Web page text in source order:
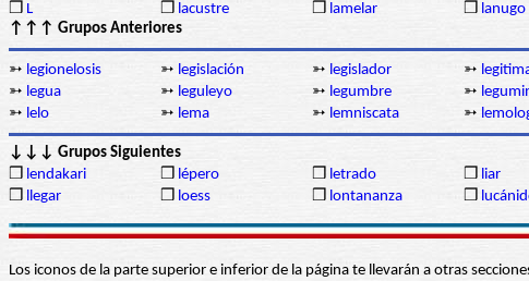
❒ L ❒ lacustre ❒ lamelar ❒ lanugo
↑↑↑ Grupos Anteriores
➳ legionelosis ➳ legislación ➳ legislador ➳
➳ legua ➳ leguleyo ➳ legumbre ➳
➳ lelo ➳ lema ➳ lemniscata ➳
↓↓↓ Grupos Siguientes
❒ lendakari ❒ lépero ❒ letrado ❒ liar
❒ llegar ❒ loess ❒ lontananza ❒
Los iconos de la parte superior e inferior de la página te llevarán a otras